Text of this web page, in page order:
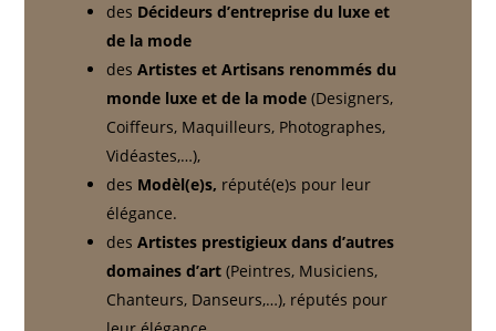
des Décideurs d’entreprise du luxe et
de la mode
desArtistes et Artisans renommés du
monde luxe et de la mode(Designers,
Coiffeurs, Maquilleurs, Photographes,
Vidéastes,…),
des Modèl(e)s, réputé(e)s pour leur
élégance.
desArtistes prestigieux dans d’autres
domaines d’art (Peintres, Musiciens,
Chanteurs, Danseurs,…), réputés pour